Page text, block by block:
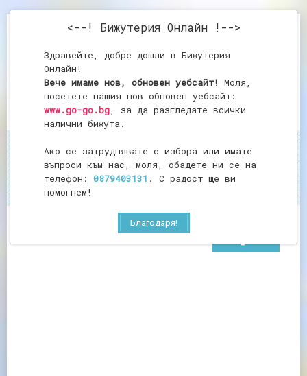
<--! Бижутерия Онлайн !-->
Здравейте, добре дошли в Бижутерия
Онлайн!
Вече имаме нов, обновен уебсайт! Моля,
посетете нашия нов обновен уебсайт:
www.go-go.bg, за да разгледате всички
налични бижута.
Ако се затруднявате с избора или имате
въпроси към нас, моля, обадете ни се на
телефон: 0879403131 . С радост ще ви
помогнем!
Благодаря!
Начало Гердан от ахат
Гердан от ахат